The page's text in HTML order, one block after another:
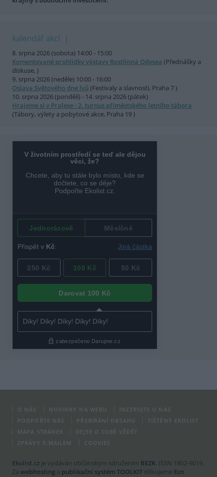
kalendář akcí
8. srpna 2026 (sobota) 14:00 - 15:00
Komentované prohlídky výstavy Rostlinná Odysea (Přednášky a
diskuse, )
9. srpna 2026 (neděle) 10:00 - 16:00
Oslava Světového dne lvů (Festivaly a slavnosti, Praha 7 )
10. srpna 2026 (pondělí) - 14. srpna 2026 (pátek)
Hrajeme si v Pralese - 2. turnus příměstského letního tábora
(Tábory, výlety a pobytové akce, Praha 19 )
O NÁS NOVINKY NA WEBU
INZERUJTE U NÁS
PODPOŘTE NÁS
PŘEBÍRÁNÍ OBSAHU
TIŠTĚNÝ EKOLIST
MAPA STRÁNEK
DEJTE O SOBĚ VĚDĚT
ZPRÁVY E-MAILEM
COOKIES
Ekolist.cz je vydáván občanským sdružením BEZK. ISSN 1802-9019.
Za webhosting a publikační systém TOOLKIT děkujeme Ecn